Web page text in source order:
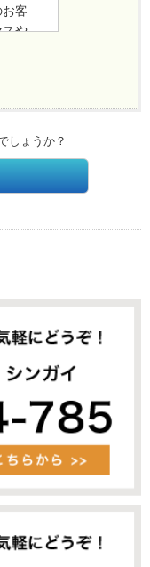
客
スや
に
の個
事業
ざ
供す
情
より
の特
ご承
先、
以外
しょうか？